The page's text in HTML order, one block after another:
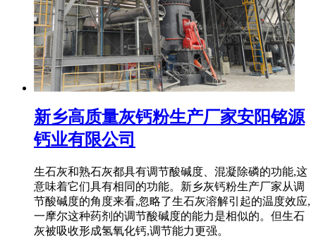
新乡高质量灰钙粉生产厂家安阳铭源
钙业有限公司
生石灰和熟石灰都具有调节酸碱度、混凝除磷的功能,这
意味着它们具有相同的功能。新乡灰钙粉生产厂家从调
节酸碱度的角度来看,忽略了生石灰溶解引起的温度效应,
一摩尔这种药剂的调节酸碱度的能力是相似的。但生石
灰被吸收形成氢氧化钙,调节能力更强。